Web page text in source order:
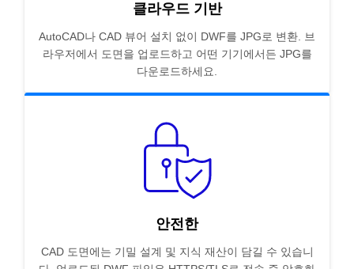
클라우드 기반
AutoCAD나 CAD 뷰어 설치 없이 DWF를 JPG로 변환. 브
라우저에서 도면을 업로드하고 어떤 기기에서든 JPG를
다운로드하세요.
안전한
CAD 도면에는 기밀 설계 및 지식 재산이 담길 수 있습니